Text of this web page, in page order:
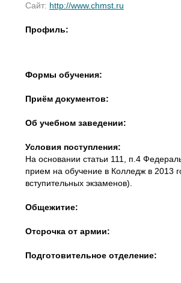
Сайт: http://www.chmst.ru
Профиль:
Формы обучения:
Приём документов:
Об учебном заведении:
Условия поступления:
На основании статьи 111, п.4
прием на обучение в Колледж в 2013
вступительных экзаменов).
Общежитие:
Отсрочка от армии:
Подготовительное отделение: